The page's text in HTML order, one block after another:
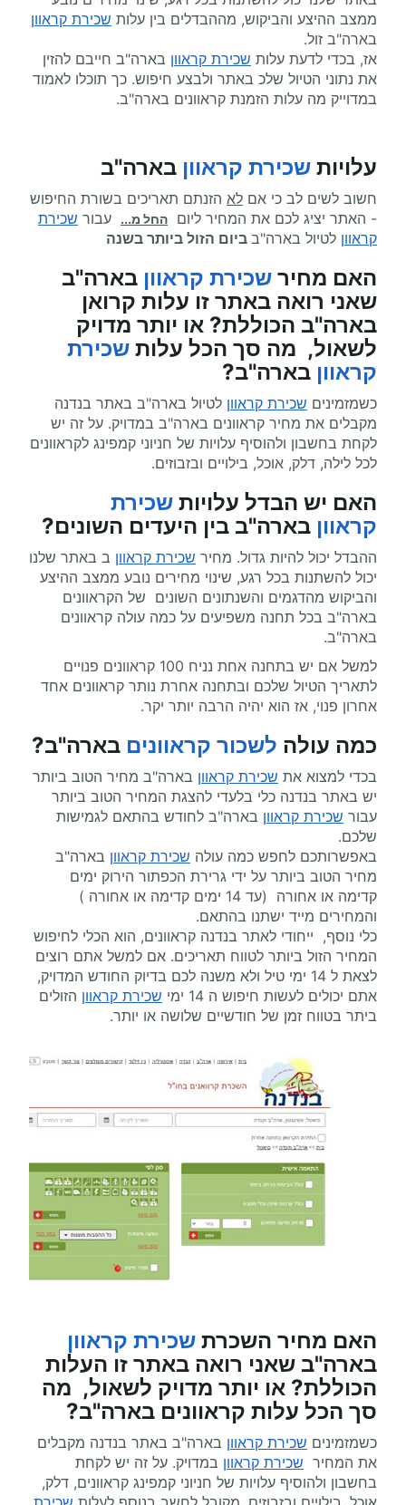
ממצב ההיצע והביקוש, מההבדלים בין עלות שכירת קראוון
בארה"ב זול.
אז, בכדי לדעת עלות שכירת קראוון בארה"ב חייבם להזין
את נתוני הטיול שלכ באתר ולבצע חיפוש. כך תוכלו לאמוד
במדוייק מה עלות הזמנת קראוונים בארה"ב.
עלויות שכירת קראוון בארה"ב
חשוב לשים לב כי אם לא הזנתם תאריכים בשורת החיפוש
- האתר יציג לכם את המחיר ליום החל מ... עבור שכירת
קראוון לטיול בארה"ב ביום הזול ביותר בשנה
האם מחיר שכירת קראוון בארה"ב
שאני רואה באתר זו עלות קרואן
בארה"ב הכוללת? או יותר מדויק
לשאול, מה סך הכל עלות שכירת
קראוון בארה"ב?
כשמזמינים שכירת קראוון לטיול בארה"ב באתר בנדנה
מקבלים את מחיר קראוונים בארה"ב במדויק. על זה יש
לקחת בחשבון ולהוסיף עלויות של חניוני קמפינג לקראוונים
לכל לילה, דלק, אוכל, בילויים ובזבוזים.
האם יש הבדל עלויות שכירת
קראוון בארה"ב בין היעדים השונים?
ההבדל יכול להיות גדול. מחיר שכירת קראוון ב באתר שלנו
יכול להשתנות בכל רגע, שינוי מחירים נובע ממצב ההיצע
והביקוש מהדגמים והשנתונים השונים של הקראוונים
בארה"ב בכל תחנה משפיעים על כמה עולה קראוונים
בארה"ב.
למשל אם יש בתחנה אחת נניח 100 קראוונים פנויים
לתאריך הטיול שלכם ובתחנה אחרת נותר קראוונים אחד
אחרון פנוי, אז הוא יהיה הרבה יותר יקר.
כמה עולה לשכור קראוונים בארה"ב?
בכדי למצוא את שכירת קראוון בארה"ב מחיר הטוב ביותר
יש באתר בנדנה כלי בלעדי להצגת המחיר הטוב ביותר
עבור שכירת קראוון בארה"ב לחודש בהתאם לגמישות
שלכם.
באפשרותכם לחפש כמה עולה שכירת קראוון בארה"ב
מחיר הטוב ביותר על ידי גרירת הכפתור הירוק ימים
קדימה או אחורה (עד 14 ימים קדימה או אחורה )
והמחירים מייד ישתנו בהתאם.
כלי נוסף, ייחודי לאתר בנדנה קראוונים, הוא הכלי לחיפוש
המחיר הזול ביותר לטווח תאריכים. אם למשל אתם רוצים
לצאת ל 14 ימי טיל ולא משנה לכם בדיוק החודש המדויק,
אתם יכולים לעשות חיפוש ה 14 ימי
שכירת קראוון הזולים
ביתר בטווח זמן של חודשיים שלושה או יותר.
האם מחיר השכרת שכירת קראוון
בארה"ב שאני רואה באתר זו העלות
הכוללת? או יותר מדויק לשאול, מה
סך הכל עלות קראוונים בארה"ב?
כשמזמינים שכירת קראוון בארה"ב באתר בנדנה מקבלים
את המחיר שכירת קראוון במדויק. על זה יש לקחת
בחשבון ולהוסיף עלויות של חניוני קמפינג קראוונים, דלק,